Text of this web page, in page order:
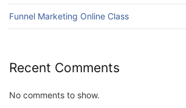
Funnel Marketing Online Class
Recent Comments
No comments to show.